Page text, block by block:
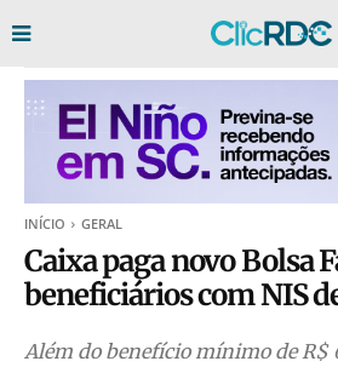
INÍCIO GERAL
Caixa paga novo Bolsa
beneficiários com NIS
Além do benefício mínimo de R$